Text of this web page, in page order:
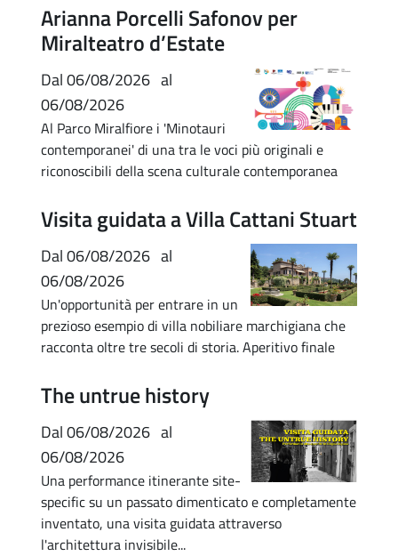
Arianna Porcelli Safonov per
Miralteatro d’Estate
Dal06/08/2026 al
06/08/2026
Al Parco Miralfiore i 'Minotauri
contemporanei' di una tra le voci più originali e
riconoscibili della scena culturale contemporanea
Visita guidata a Villa Cattani Stuart
Dal06/08/2026 al
06/08/2026
Un'opportunità per entrare in un
prezioso esempio di villa nobiliare marchigiana che
racconta oltre tre secoli di storia. Aperitivo finale
The untrue history
Dal06/08/2026 al
06/08/2026
Una performance itinerante site-
specific su un passato dimenticato e completamente
inventato, una visita guidata attraverso
l'architettura invisibile...